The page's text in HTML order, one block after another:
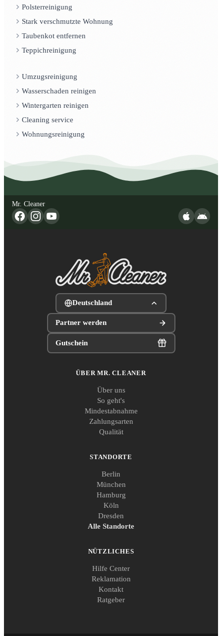
Polsterreinigung
Stark verschmutzte Wohnung
Taubenkot entfernen
Teppichreinigung
Umzugsreinigung
Wasserschaden reinigen
Wintergarten reinigen
Cleaning service
Wohnungsreinigung
Mr. Cleaner
Deutschland
Partner werden
Gutschein
ÜBER MR. CLEANER
Über uns
So geht's
Mindestabnahme
Zahlungsarten
Qualität
STANDORTE
Berlin
München
Hamburg
Köln
Dresden
Alle Standorte
NÜTZLICHES
Hilfe Center
Reklamation
Kontakt
Ratgeber